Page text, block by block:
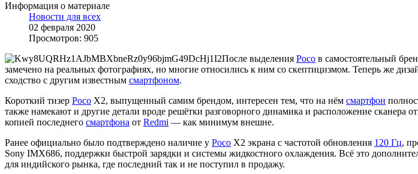
Информация о материале
Новости для всех
02 февраля 2020
Просмотров: 905
После выделения Poco в самостоятельный
замечено на реальных фотографиях, но многие относились к ним со скептицизмом. Теперь же
сходство с другим известным смартфоном.
Короткий тизер Poco X2, выпущенный самим брендом, интересен тем, что на нём смартфон
также намекают и другие детали вроде решётки разговорного динамика и расположение сканера
копией последнего смартфона от Redmi — как минимум внешне.
Ранее официально было подтверждено наличие у Poco X2 экрана с частотой обновления 120 Гц,
Sony IMX686, поддержки быстрой зарядки и системы жидкостного охлаждения. Всё это
для индийского рынка, где последний так и не поступил в продажу.